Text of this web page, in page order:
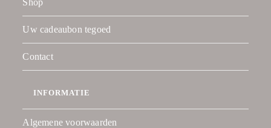
Shop
Uw cadeaubon tegoed
Contact
INFORMATIE
Algemene voorwaarden